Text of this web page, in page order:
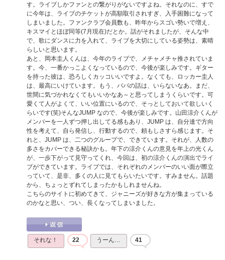
す。ライブしかファンとの繋がりがないですよね。それなのに、すで
に今年は、ライブのチケットが高額取引されすぎ、入手困難になって
しまいました。ファンクラブ会員数も、昨年からスゴい勢いで増え、
キスマイとほぼ同等(7月現在)だとか。話がそれましたが、そんな中
で、歌にダンスに力を入れて、ライブを大切にしている姿勢は、素晴
らしいと思います。
あと、岡本圭人くんは、今年のライブで、メチャメチャ推されていま
す。今、一番かっこよくなっているので、今後が楽しみです。ギター
を持った彼は、恐ろしくカッコいいですよ。なくても、ロッカー圭人
は、最高にいけています。もう、パパの話は、いらないなあ。まだ、
世間に気づかれなくてもいいかなあ～と思ってしまうくらいです。可
愛くて人がよくて、いい位置にいるので、そっとしておいて欲しいく
らいです(笑)そんなJUMP なので、今後が楽しみです。山田涼介くんが
メンバーを一人ずつ押し出してる感もあり、JUMP は、自分達で方向
性を考えて、自ら発信し、行動するので、頼もしさすら感じます。そ
れと、JUMP は、二つのグループで、できています。それが、人数の
多さをカバーできる秘訣かも。年下の涼介くんの意見を年上の光くん
が、一歩下がって見守ってくれ、今回は、初の涼介くんの演出でライ
ブができています。ライブでは、それぞれのメンバーのいい面が際立
っていて、是非、多くの人に見てもらいたいです。すみません。話題
から、ちょっとずれてしまったかもしれませんね。
こちらのサイトに初めてきて、ジャニーズが好きな方が集まっている
のかなと思い、つい、長くなってしまいました。
それな！ 22 うーん… 41